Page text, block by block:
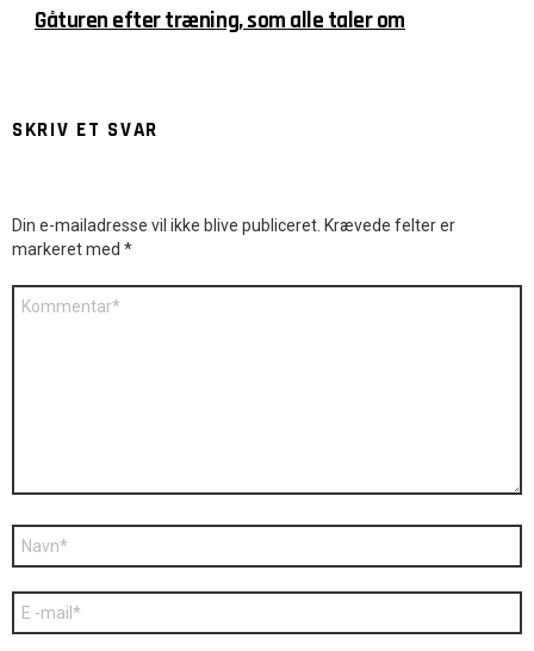
Gåturen efter træning, som alle taler om
SKRIV ET SVAR
Din e-mailadresse vil ikke blive publiceret. Krævede felter er
markeret med *
Kommentar
Navn
E-
mail
*